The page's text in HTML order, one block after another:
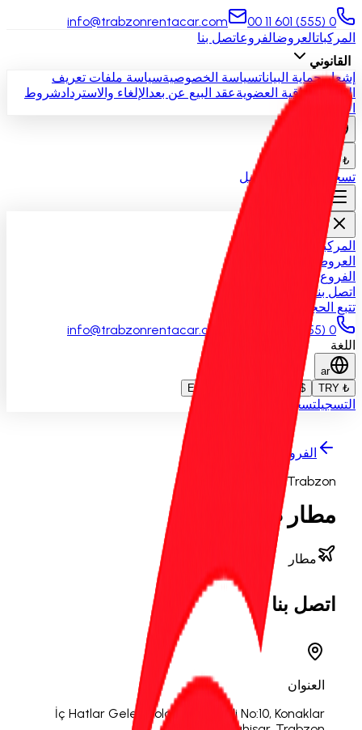
0 (555) 601 11 00
info@trabzonrentacar.com
المركباتالعروضالفروعاتصل بنا
القانوني
إشعار حماية البياناتسياسة الخصوصيةسياسة ملفات تعريف
الارتباط اتفاقية العضويةعقد البيع عن بعدالإلغاء والاستردادشروط
الإيجار
₺ TRY
تسجيل الدخول التسجيل
المركبات
العروض
الفروع
اتصل بنا
تتبع الحجز
0 (555) 601 11 00
info@trabzonrentacar.com
اللغة
ar
₺ TRY
$ USD
التسجيلتسجيل الدخول
الفروع
Trabzon
مطار طرابزون
مطار
اتصل بنا
العنوان
İç Hatlar Gelen Yolcu Terminali No:10, Konaklar